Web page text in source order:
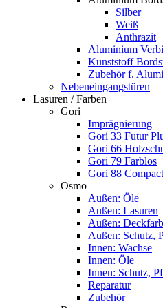
Silber
Weiß
Anthrazit
Aluminium
Kunststoff
Zubehör f.
Nebeneingangstüren
Lasuren / Farben
Gori
Imprägnierung
Gori 33 Futur
Gori 66
Gori 79 Farblos
Gori 88
Osmo
Außen: Öle
Außen: Lasuren
Außen:
Außen: Schutz,
Innen: Wachse
Innen: Öle
Innen: Schutz,
Reparatur
Zubehör